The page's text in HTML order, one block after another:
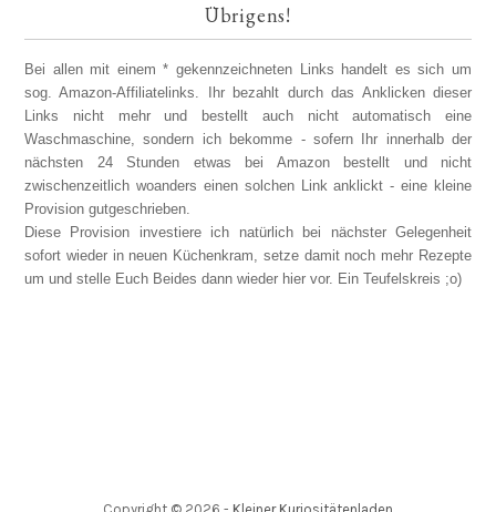
Übrigens!
Bei allen mit einem * gekennzeichneten Links handelt es sich um
sog. Amazon-Affiliatelinks. Ihr bezahlt durch das Anklicken dieser
Links nicht mehr und bestellt auch nicht automatisch eine
Waschmaschine, sondern ich bekomme - sofern Ihr innerhalb der
nächsten 24 Stunden etwas bei Amazon bestellt und nicht
zwischenzeitlich woanders einen solchen Link anklickt - eine kleine
Provision gutgeschrieben.
Diese Provision investiere ich natürlich bei nächster Gelegenheit
sofort wieder in neuen Küchenkram, setze damit noch mehr Rezepte
um und stelle Euch Beides dann wieder hier vor. Ein Teufelskreis ;o)